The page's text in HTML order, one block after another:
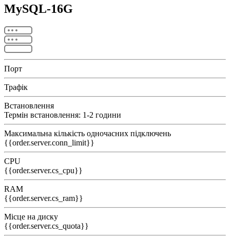
MySQL-16G
Порт
Трафік
Встановлення
Термін встановлення: 1-2 години
Максимальна кількість одночасних підключень
{{order.server.conn_limit}}
CPU
{{order.server.cs_cpu}}
RAM
{{order.server.cs_ram}}
Місце на диску
{{order.server.cs_quota}}